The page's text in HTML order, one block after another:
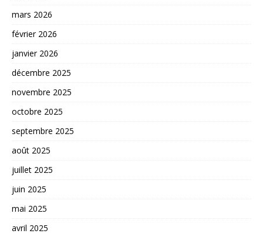
mars 2026
février 2026
janvier 2026
décembre 2025
novembre 2025
octobre 2025
septembre 2025
août 2025
juillet 2025
juin 2025
mai 2025
avril 2025